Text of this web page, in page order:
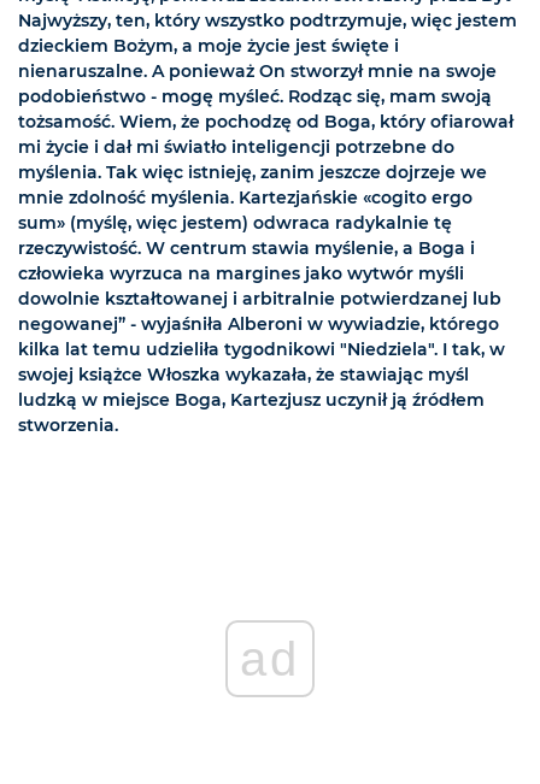
Najwyższy, ten, który wszystko podtrzymuje, więc jestem
dzieckiem Bożym, a moje życie jest święte i
nienaruszalne. A ponieważ On stworzył mnie na swoje
podobieństwo - mogę myśleć. Rodząc się, mam swoją
tożsamość. Wiem, że pochodzę od Boga, który ofiarował
mi życie i dał mi światło inteligencji potrzebne do
myślenia. Tak więc istnieję, zanim jeszcze dojrzeje we
mnie zdolność myślenia. Kartezjańskie «cogito ergo
sum» (myślę, więc jestem) odwraca radykalnie tę
rzeczywistość. W centrum stawia myślenie, a Boga i
człowieka wyrzuca na margines jako wytwór myśli
dowolnie kształtowanej i arbitralnie potwierdzanej lub
negowanej” - wyjaśniła Alberoni w wywiadzie, którego
kilka lat temu udzieliła tygodnikowi "Niedziela". I tak, w
swojej książce Włoszka wykazała, że stawiając myśl
ludzką w miejsce Boga, Kartezjusz uczynił ją źródłem
stworzenia.
ad